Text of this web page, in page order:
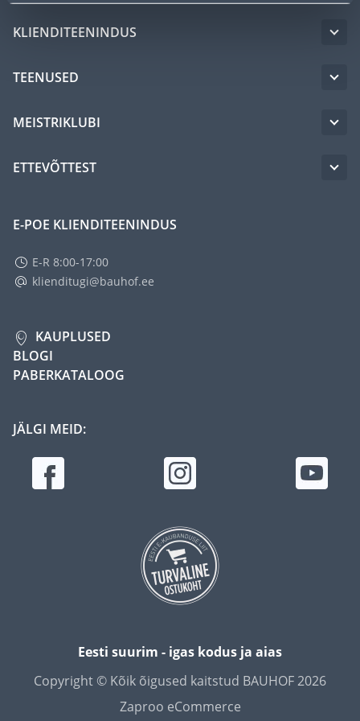
KLIENDITEENINDUS
TEENUSED
MEISTRIKLUBI
ETTEVÕTTEST
E-POE KLIENDITEENINDUS
E-R 8:00-17:00
klienditugi@bauhof.ee
KAUPLUSED
BLOGI
PABERKATALOOG
JÄLGI MEID:
Eesti suurim - igas kodus ja aias
Copyright © Kõik õigused kaitstud BAUHOF 2026
Zaproo eCommerce